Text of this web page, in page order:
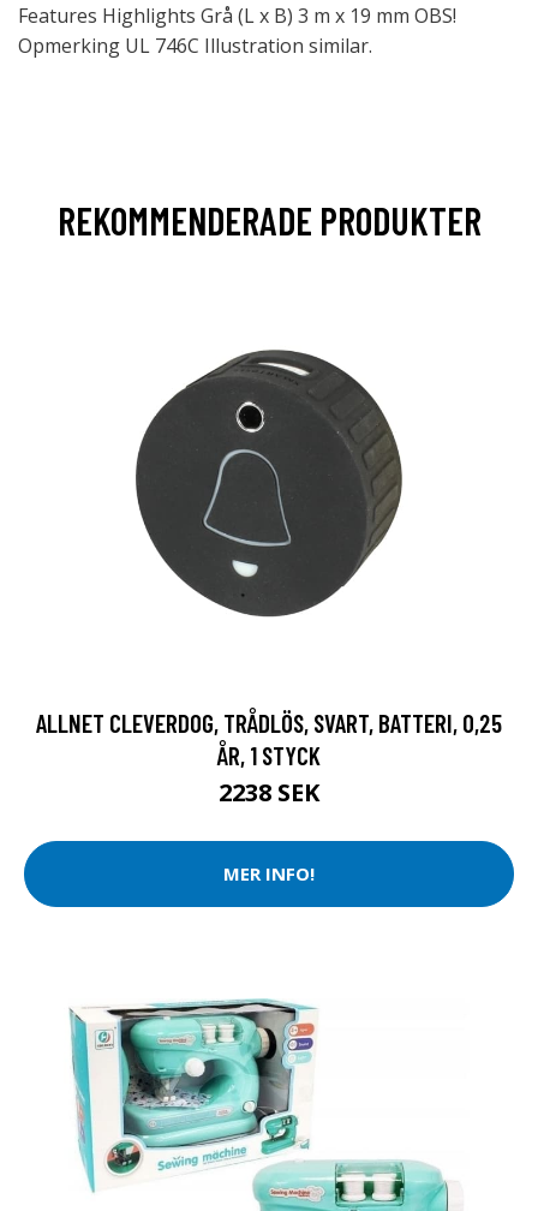
Features Highlights Grå (L x B) 3 m x 19 mm OBS!
Opmerking UL 746C Illustration similar.
REKOMMENDERADE PRODUKTER
ALLNET CLEVERDOG, TRÅDLÖS, SVART, BATTERI, 0,25
ÅR, 1 STYCK
2238 SEK
MER INFO!